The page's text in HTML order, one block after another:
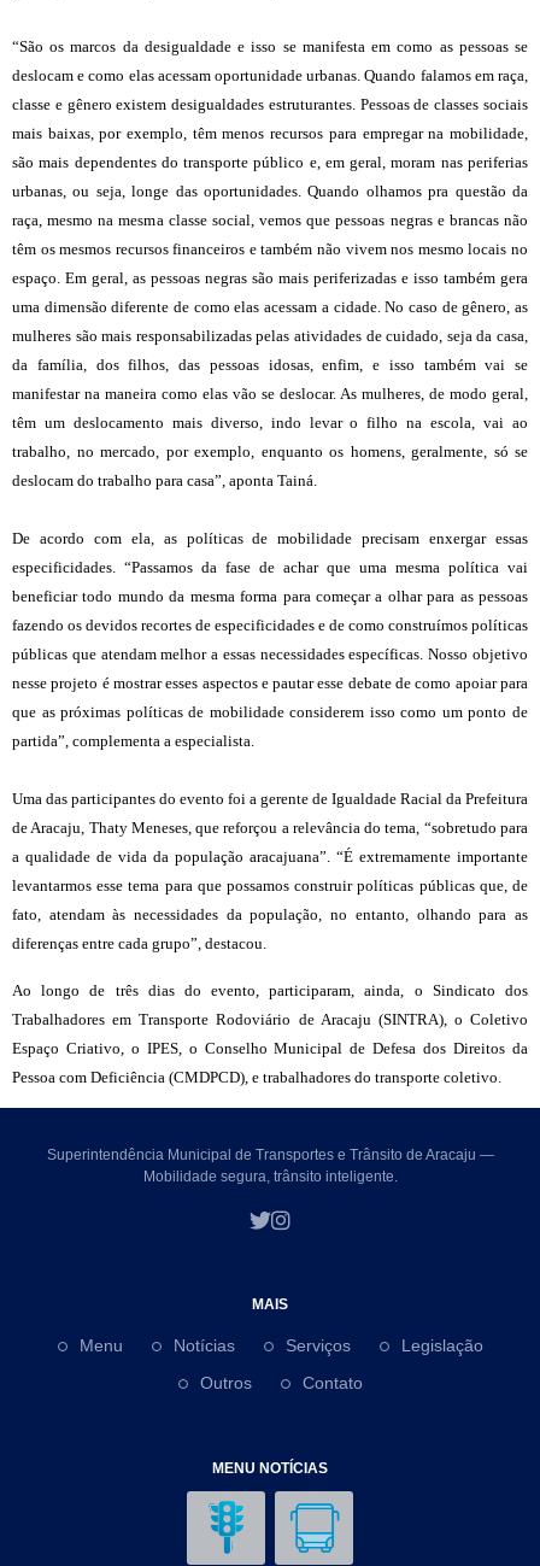
“São os marcos da desigualdade e isso se manifesta em como as pessoas se
deslocam e como elas acessam oportunidade urbanas. Quando falamos em raça,
classe e gênero existem desigualdades estruturantes. Pessoas de classes sociais
mais baixas, por exemplo, têm menos recursos para empregar na mobilidade,
são mais dependentes do transporte público e, em geral, moram nas periferias
urbanas, ou seja, longe das oportunidades. Quando olhamos pra questão da
raça, mesmo na mesma classe social, vemos que pessoas negras e brancas não
têm os mesmos recursos financeiros e também não vivem nos mesmo locais no
espaço. Em geral, as pessoas negras são mais periferizadas e isso também gera
uma dimensão diferente de como elas acessam a cidade. No caso de gênero, as
mulheres são mais responsabilizadas pelas atividades de cuidado, seja da casa,
da família, dos filhos, das pessoas idosas, enfim, e isso também vai se
manifestar na maneira como elas vão se deslocar. As mulheres, de modo geral,
têm um deslocamento mais diverso, indo levar o filho na escola, vai ao
trabalho, no mercado, por exemplo, enquanto os homens, geralmente, só se
deslocam do trabalho para casa”, aponta Tainá.
De acordo com ela, as políticas de mobilidade precisam enxergar essas
especificidades. “Passamos da fase de achar que uma mesma política vai
beneficiar todo mundo da mesma forma para começar a olhar para as pessoas
fazendo os devidos recortes de especificidades e de como construímos políticas
públicas que atendam melhor a essas necessidades específicas. Nosso objetivo
nesse projeto é mostrar esses aspectos e pautar esse debate de como apoiar para
que as próximas políticas de mobilidade considerem isso como um ponto de
partida”, complementa a especialista.
Uma das participantes do evento foi a gerente de Igualdade Racial da Prefeitura
de Aracaju, Thaty Meneses, que reforçou a relevância do tema, “sobretudo para
a qualidade de vida da população aracajuana”. “É extremamente importante
levantarmos esse tema para que possamos construir políticas públicas que, de
fato, atendam às necessidades da população, no entanto, olhando para as
diferenças entre cada grupo”, destacou.
Ao longo de três dias do evento, participaram, ainda, o Sindicato dos
Trabalhadores em Transporte Rodoviário de Aracaju (SINTRA), o Coletivo
Espaço Criativo, o IPES, o Conselho Municipal de Defesa dos Direitos da
Pessoa com Deficiência (CMDPCD), e trabalhadores do transporte coletivo.
Superintendência Municipal de Transportes e Trânsito de Aracaju —
Mobilidade segura, trânsito inteligente.
MAIS
Menu Notícias Serviços
Legislação
Outros
Contato
MENU NOTÍCIAS